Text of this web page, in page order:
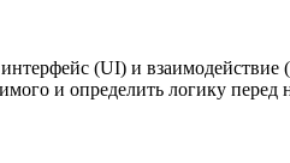
(UI) и
и определить логику перед